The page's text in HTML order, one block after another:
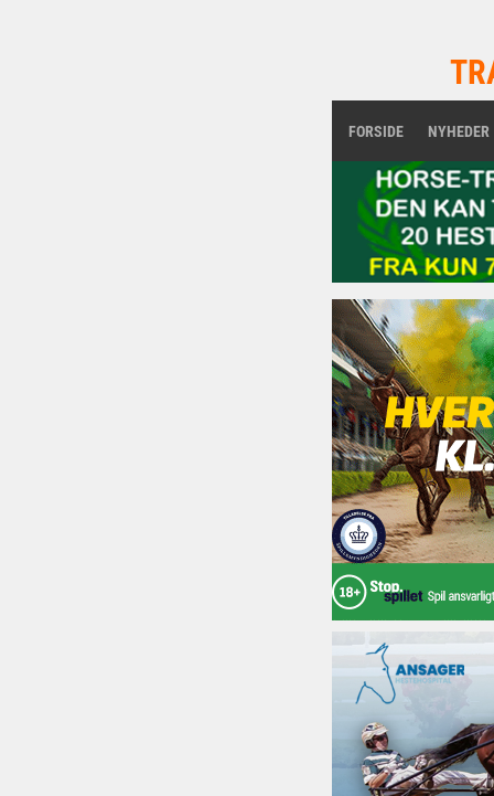
FORSIDE NYHEDER